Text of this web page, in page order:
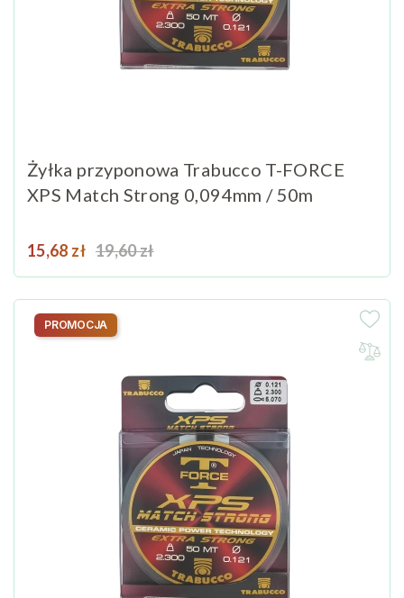
Żyłka przyponowa Trabucco T-FORCE
XPS Match Strong 0,094mm / 50m
Cena
15,68 zł Cena podstawowa
19,60 zł
PROMOCJA